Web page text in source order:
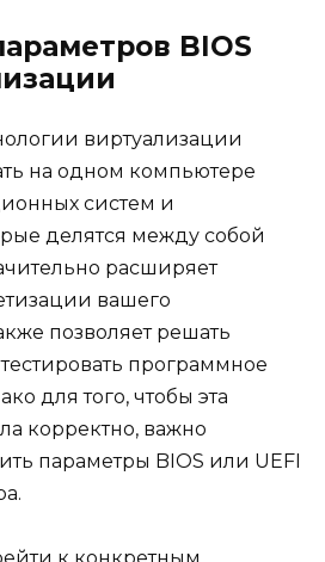
BIOS
виртуализации
на одном компьютере
систем и
делятся между собой
расширяет
вашего
позволяет решать
программное
для того, чтобы эта
корректно, важно
параметры BIOS или UEFI